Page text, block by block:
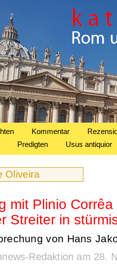
Kommentar
Predigten Usus antiquior
Oliveira
mit Plinio
Streiter in
von Hans
Redaktion am 28.